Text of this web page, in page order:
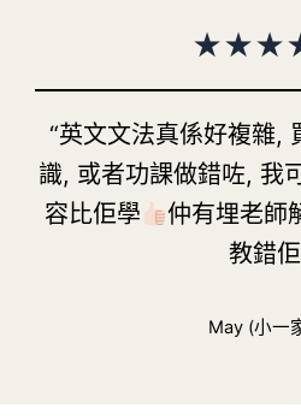
★★★
“英文文法真係好複雜,
識, 或者功課做錯咗, 我
容比佢學
仲有埋老師
教錯
May (小一